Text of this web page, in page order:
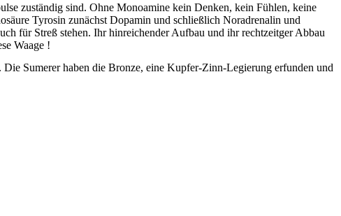
zuständig sind. Ohne Monoamine kein Denken, kein Fühlen, keine
Tyrosin zunächst Dopamin und schließlich Noradrenalin und
für Streß stehen. Ihr hinreichender Aufbau und ihr rechtzeitger Abbau
Waage !
Sumerer haben die Bronze, eine Kupfer-Zinn-Legierung erfunden und